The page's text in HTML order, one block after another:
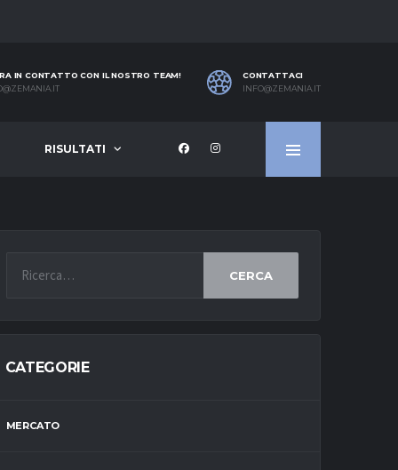
IN CONTATTO CON IL NOSTRO TEAM!
CONTATTACI
INFO@ZEMANIA.IT
RISULTATI
CERCA
CATEGORIE
MERCATO